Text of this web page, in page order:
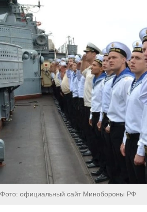
Фото: официальный сайт Минобороны РФ